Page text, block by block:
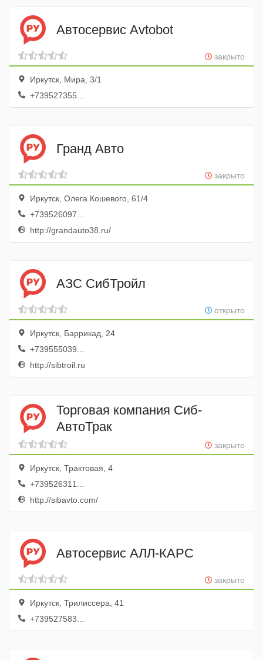
Автосервис Avtobot
закрыто
Иркутск, Мира, 3/1
+739527355...
Гранд Авто
закрыто
Иркутск, Олега Кошевого, 61/4
+739526097...
http://grandauto38.ru/
АЗС СибТройл
открыто
Иркутск, Баррикад, 24
+739555039...
http://sibtroil.ru
Торговая компания Сиб-
АвтоТрак
закрыто
Иркутск, Трактовая, 4
+739526311...
http://sibavto.com/
Автосервис АЛЛ-КАРС
закрыто
Иркутск, Трилиссера, 41
+739527583...